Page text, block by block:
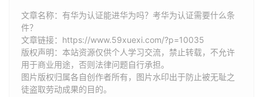
文章名称：有华为认证能进华为吗？考华为认证需要什么条
件？
文章链接： https://www.59xuexi.com/?p=10035
版权声明：本站资源仅供个人学习交流，禁止转载，不允许
用于商业用途，否则法律问题自行承担。
图片版权归属各自创作者所有，图片水印出于防止被无耻之
徒盗取劳动成果的目的。